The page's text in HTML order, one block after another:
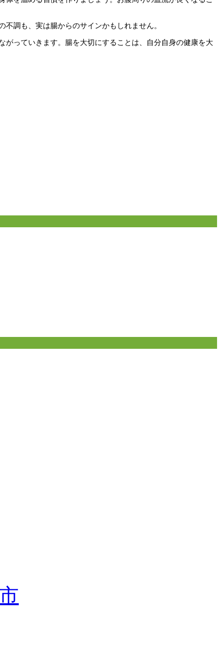
調も、実は腸からのサインかもしれません。
っていきます。腸を大切にすることは、自分自身の健康を大